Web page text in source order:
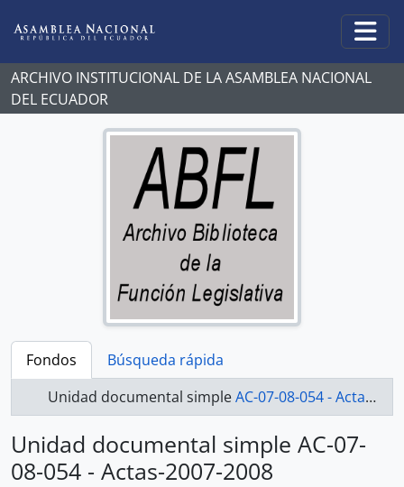
ARCHIVO INSTITUCIONAL DE LA ASAMBLEA NACIONAL
DEL ECUADOR
Fondos
Búsqueda rápida
Unidad documental simpleAC-07-08-054 - Actas-2007-2008
Unidad documental simple AC-07-
08-054 - Actas-2007-2008